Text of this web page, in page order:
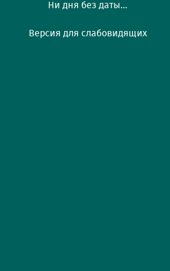
Ни дня без даты...
Версия для слабовидящих